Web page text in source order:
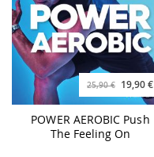
25,90 € 19,90 €
POWER AEROBIC Push
The Feeling On